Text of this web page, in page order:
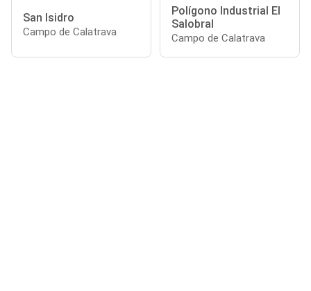
San Isidro
Campo de Calatrava
Polígono Industrial El
Salobral
Campo de Calatrava